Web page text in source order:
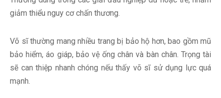
giảm thiểu nguy cơ chấn thương.
Võ sĩ thường mang nhiều trang bị bảo hộ hơn, bao gồm mũ
bảo hiểm, áo giáp, bảo vệ ống chân và bàn chân. Trọng tài
sẽ can thiệp nhanh chóng nếu thấy võ sĩ sử dụng lực quá
mạnh.